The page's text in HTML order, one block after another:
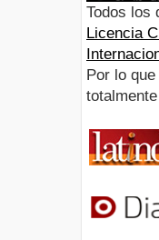
Todos los
Licencia
Por lo